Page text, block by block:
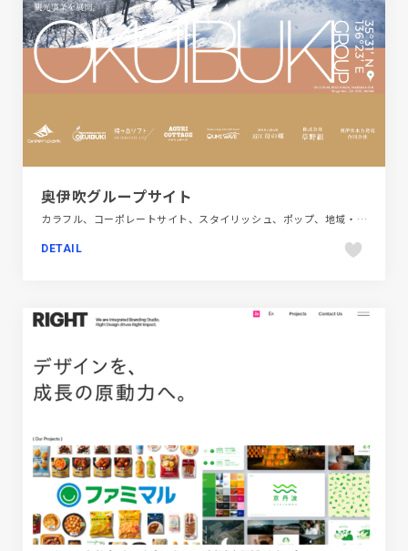
奥伊吹グループサイト
カラフル、コーポレートサイト、スタイリッシュ、ポップ、地域・団体・活動、大きめ写真、旅行・ホテル・観光
DETAIL